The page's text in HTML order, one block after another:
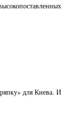
для Киева. И